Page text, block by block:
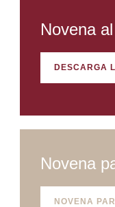
Novena
DESCARGA
Novena
NOVENA